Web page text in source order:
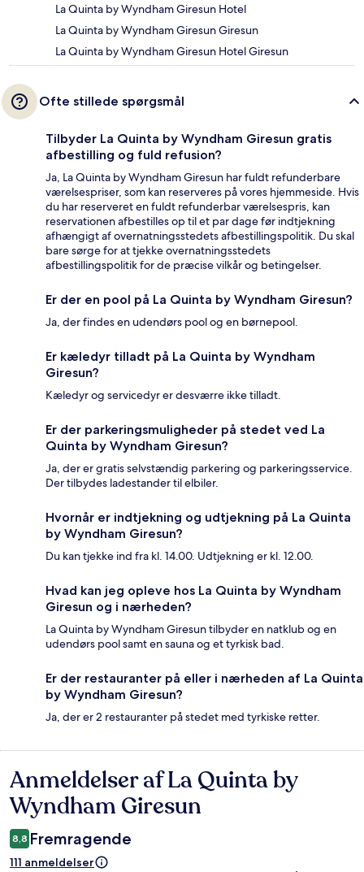
La Quinta by Wyndham Giresun Hotel
La Quinta by Wyndham Giresun Giresun
La Quinta by Wyndham Giresun Hotel Giresun
Ofte stillede spørgsmål
Tilbyder La Quinta by Wyndham Giresun gratis
afbestilling og fuld refusion?
Ja, La Quinta by Wyndham Giresun har fuldt refunderbare
værelsespriser, som kan reserveres på vores hjemmeside. Hvis
du har reserveret en fuldt refunderbar værelsespris, kan
reservationen afbestilles op til et par dage før indtjekning
afhængigt af overnatningsstedets afbestillingspolitik. Du skal
bare sørge for at tjekke overnatningsstedets
afbestillingspolitik for de præcise vilkår og betingelser.
Er der en pool på La Quinta by Wyndham Giresun?
Ja, der findes en udendørs pool og en børnepool.
Er kæledyr tilladt på La Quinta by Wyndham
Giresun?
Kæledyr og servicedyr er desværre ikke tilladt.
Er der parkeringsmuligheder på stedet ved La
Quinta by Wyndham Giresun?
Ja, der er gratis selvstændig parkering og parkeringsservice.
Der tilbydes ladestander til elbiler.
Hvornår er indtjekning og udtjekning på La Quinta
by Wyndham Giresun?
Du kan tjekke ind fra kl. 14.00. Udtjekning er kl. 12.00.
Hvad kan jeg opleve hos La Quinta by Wyndham
Giresun og i nærheden?
La Quinta by Wyndham Giresun tilbyder en natklub og en
udendørs pool samt en sauna og et tyrkisk bad.
Er der restauranter på eller i nærheden af La Quinta
by Wyndham Giresun?
Ja, der er 2 restauranter på stedet med tyrkiske retter.
Anmeldelser
Anmeldelser af La Quinta by
Wyndham Giresun
8,8 Fremragende
111 anmeldelser